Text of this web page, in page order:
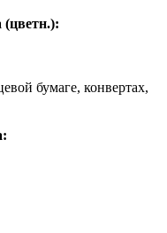
бумаге, конвертах,